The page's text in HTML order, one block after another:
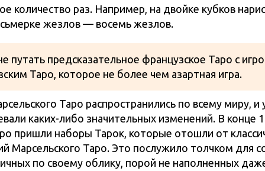
количество раз. Например, на двойке кубков
жезлов — восемь жезлов.
путать предсказательное французское Таро с
Таро, которое не более чем азартная игра.
Таро распространились по всему миру, и
каких-либо значительных изменений. В конце
пришли наборы Тарок, которые отошли от
Марсельского Таро. Это послужило толчком для
по своему облику, порой не наполненных